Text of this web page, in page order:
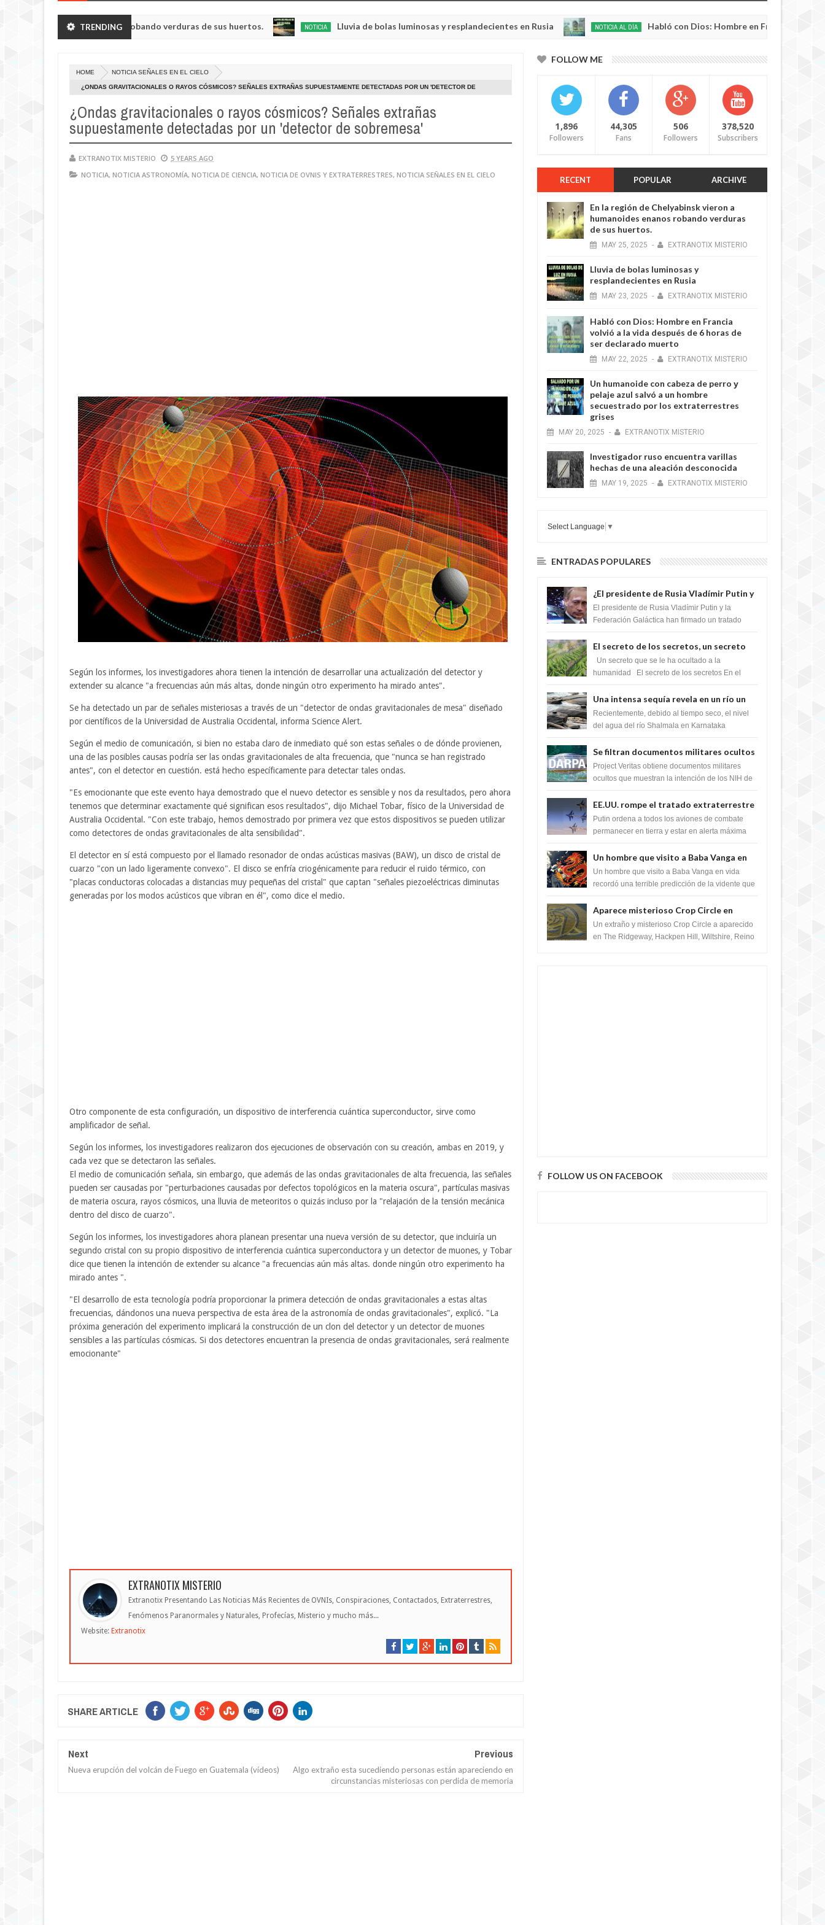
TRENDING
humanoides enanos robando verduras de sus huertos. NOTICIA Lluvia de bolas luminosas y resplandecientes en Rusia
20250
NOTICIA AL DÍA Habló con Dios: Hombre en Francia volvió a la vida
HOME NOTICIA SEÑALES EN EL CIELO
¿ONDAS GRAVITACIONALES O RAYOS CÓSMICOS? SEÑALES EXTRAÑAS SUPUESTAMENTE DETECTADAS POR UN 'DETECTOR DE
¿Ondas gravitacionales o rayos cósmicos? Señales extrañas
supuestamente detectadas por un 'detector de sobremesa'
EXTRANOTIX MISTERIO
5 YEARS AGO
NOTICIA, NOTICIA ASTRONOMÍA, NOTICIA DE CIENCIA, NOTICIA DE OVNIS Y EXTRATERRESTRES, NOTICIA SEÑALES EN EL CIELO
Según los informes, los investigadores ahora tienen la intención de desarrollar una actualización del detector y
extender su alcance "a frecuencias aún más altas, donde ningún otro experimento ha mirado antes".
Se ha detectado un par de señales misteriosas a través de un "detector de ondas gravitacionales de mesa" diseñado
por científicos de la Universidad de Australia Occidental, informa Science Alert.
Según el medio de comunicación, si bien no estaba claro de inmediato qué son estas señales o de dónde provienen,
una de las posibles causas podría ser las ondas gravitacionales de alta frecuencia, que "nunca se han registrado
antes", con el detector en cuestión. está hecho específicamente para detectar tales ondas.
"Es emocionante que este evento haya demostrado que el nuevo detector es sensible y nos da resultados, pero ahora
tenemos que determinar exactamente qué significan esos resultados", dijo Michael Tobar, físico de la Universidad de
Australia Occidental. "Con este trabajo, hemos demostrado por primera vez que estos dispositivos se pueden utilizar
como detectores de ondas gravitacionales de alta sensibilidad".
El detector en sí está compuesto por el llamado resonador de ondas acústicas masivas (BAW), un disco de cristal de
cuarzo "con un lado ligeramente convexo". El disco se enfría criogénicamente para reducir el ruido térmico, con
"placas conductoras colocadas a distancias muy pequeñas del cristal" que captan "señales piezoeléctricas diminutas
generadas por los modos acústicos que vibran en él", como dice el medio.
Otro componente de esta configuración, un dispositivo de interferencia cuántica superconductor, sirve como
amplificador de señal.
Según los informes, los investigadores realizaron dos ejecuciones de observación con su creación, ambas en 2019, y
cada vez que se detectaron las señales.
El medio de comunicación señala, sin embargo, que además de las ondas gravitacionales de alta frecuencia, las señales
pueden ser causadas por "perturbaciones causadas por defectos topológicos en la materia oscura", partículas masivas
de materia oscura, rayos cósmicos, una lluvia de meteoritos o quizás incluso por la "relajación de la tensión mecánica
dentro del disco de cuarzo".
Según los informes, los investigadores ahora planean presentar una nueva versión de su detector, que incluiría un
segundo cristal con su propio dispositivo de interferencia cuántica superconductora y un detector de muones, y Tobar
dice que tienen la intención de extender su alcance "a frecuencias aún más altas. donde ningún otro experimento ha
mirado antes ".
"El desarrollo de esta tecnología podría proporcionar la primera detección de ondas gravitacionales a estas altas
frecuencias, dándonos una nueva perspectiva de esta área de la astronomía de ondas gravitacionales", explicó. "La
próxima generación del experimento implicará la construcción de un clon del detector y un detector de muones
sensibles a las partículas cósmicas. Si dos detectores encuentran la presencia de ondas gravitacionales, será realmente
emocionante"
EXTRANOTIX MISTERIO
Extranotix Presentando Las Noticias Más Recientes de OVNIs, Conspiraciones, Contactados, Extraterrestres,
Fenómenos Paranormales y Naturales, Profecías, Misterio y mucho más...
Website: Extranotix
SHARE ARTICLE
Next
Nueva erupción del volcán de Fuego en Guatemala (vídeos)
Previous
Algo extraño esta sucediendo personas están apareciendo en
circunstancias misteriosas con perdida de memoria
FOLLOW ME
1,896
Followers
44,305
Fans
506
Followers
378,520
Subscribers
RECENT POPULAR ARCHIVE
En la región de Chelyabinsk vieron a
humanoides enanos robando verduras
de sus huertos.
MAY 25, 2025 - EXTRANOTIX MISTERIO
Lluvia de bolas luminosas y
resplandecientes en Rusia
MAY 23, 2025 - EXTRANOTIX MISTERIO
Habló con Dios: Hombre en Francia
volvió a la vida después de 6 horas de
ser declarado muerto
MAY 22, 2025 - EXTRANOTIX MISTERIO
Un humanoide con cabeza de perro у
pelaje azul salvó a un hombre
secuestrado por los extraterrestres
grises
MAY 20, 2025 - EXTRANOTIX MISTERIO
Investigador ruso encuentra varillas
hechas de una aleación desconocida
MAY 19, 2025 - EXTRANOTIX MISTERIO
Select Language ▼
ENTRADAS POPULARES
¿El presidente de Rusia Vladímir Putin y
la Federación Galactica han firmado un
tratado para acabar con los Sionistas?
El presidente de Rusia Vladímir Putin y la
Federación Galáctica han firmado un tratado
Si...
El secreto de los secretos, un secreto
que cambiaría por completo el destino
de la humanidad
Un secreto que se le ha ocultado a la
humanidad El secreto de los secretos En el
m...
Una intensa sequía revela en un río un
impresionante hallazgo de miles de
Shiva Lingas
Recientemente, debido al tiempo seco, el nivel
del agua del río Shalmala en Karnataka
Shiv...
Se filtran documentos militares ocultos
que muestran la intención de los NIH de
crear el SARS-CoV-2, utilizando la
Project Veritas obtiene documentos militares
ocultos que muestran la intención de los NIH de
EE.UU. rompe el tratado extraterrestre
y se prepara para destruir el misterioso
satélite "Caballero Negro"
Putin ordena a todos los aviones de combate
permanecer en tierra y estar en alerta máxima
el ...
Un hombre que visito a Baba Vanga en
vida recordó la terrible predicción de la
vidente para febrero de 2022.
Un hombre que visito a Baba Vanga en vida
recordó una terrible predicción de la vidente que
pron...
Aparece misterioso Crop Circle en
Reino Unido 23 de junio 2016
Un extraño y misterioso Crop Circle a aparecido
en The Ridgeway, Hackpen Hill, Wiltshire, Reino
FOLLOW US ON FACEBOOK